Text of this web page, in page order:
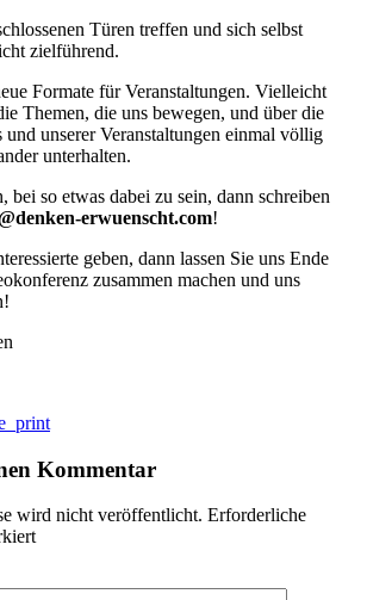
Türen treffen und sich selbst
zielführend.
Formate für Veranstaltungen. Vielleicht
Themen, die uns bewegen, und über die
unserer Veranstaltungen einmal völlig
unterhalten.
bei so etwas dabei zu sein, dann schreiben
erwuenscht.com!
geben, dann lassen Sie uns Ende
zusammen machen und uns
Kommentar
wird nicht veröffentlicht. Erforderliche